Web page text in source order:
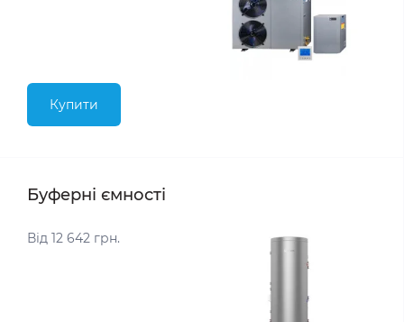
Купити
Буферні ємності
Від 12 642 грн.